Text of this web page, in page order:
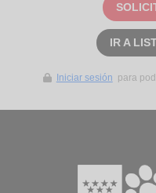
IR A
Iniciar sesión para